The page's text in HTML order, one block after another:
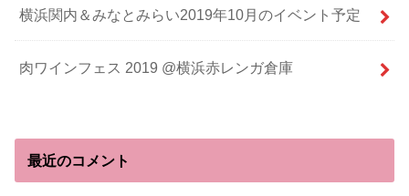
横浜関内＆みなとみらい2019年10月のイベント予定
肉ワインフェス 2019 @横浜赤レンガ倉庫
最近のコメント